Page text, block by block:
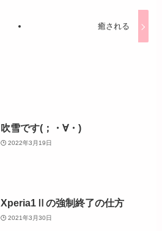
癒される
吹雪です(；・∀・)
2022年3月19日
Xperia1Ⅱの強制終了の仕方
2021年3月30日